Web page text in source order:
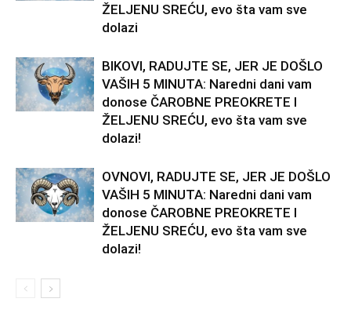
ŽELJENU SREĆU, evo šta vam sve
dolazi
BIKOVI, RADUJTE SE, JER JE DOŠLO
VAŠIH 5 MINUTA: Naredni dani vam
donose ČAROBNE PREOKRETE I
ŽELJENU SREĆU, evo šta vam sve
dolazi!
OVNOVI, RADUJTE SE, JER JE DOŠLO
VAŠIH 5 MINUTA: Naredni dani vam
donose ČAROBNE PREOKRETE I
ŽELJENU SREĆU, evo šta vam sve
dolazi!